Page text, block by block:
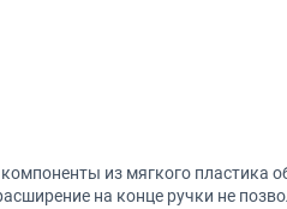
из мягкого пластика
на конце ручки не